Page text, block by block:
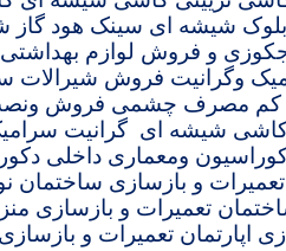
شیشه ای سینک هود گاز
و فروش لوازم
وگرانیت فروش شیرالات
کم مصرف چشمی فروش
شیشه ای گرانیت
ومعماری داخلی
تعمیرات و بازسازی ساختمان
تعمیرات و بازسازی
اپارتمان تعمیرات و